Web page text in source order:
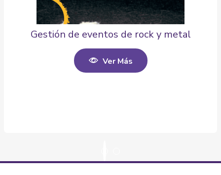
Gestión de eventos de rock y metal
Ver Más